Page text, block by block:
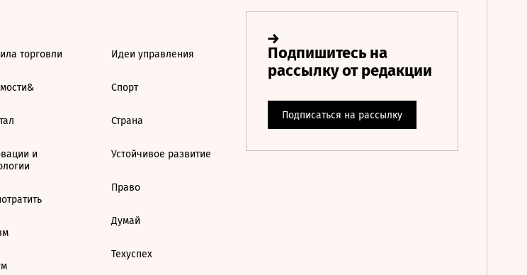
торговли
и
Идеи управления
Спорт
Страна
Устойчивое развитие
Право
Думай
Техуспех